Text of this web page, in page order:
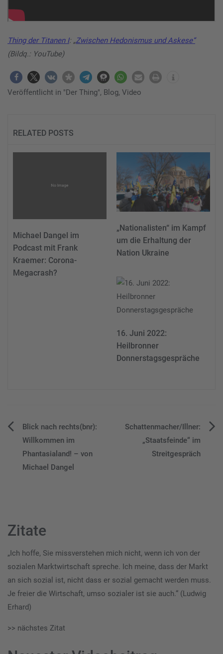
Thing der Titanen I: „Zwischen Hedonismus und Askese“
(Bildq.: YouTube)
Veröffentlicht in "Der Thing", Blog, Video
RELATED POSTS
Michael Dangel im
Podcast mit Frank
Kraemer: Corona-
Megacrash?
„Nationalisten“ im Kampf
um die Erhaltung der
Nation Ukraine
16. Juni 2022:
Heilbronner
Donnerstagsgespräche
Beitragsnavigation
Blick nach rechts(bnr):
Willkommen im
Phantasialand! – von
Michael Dangel
Schattenmacher/Illner:
„Staatsfeinde“ im
Streitgespräch
Zitate
„Ich hoffe, Sie missverstehen mich nicht, wenn ich von der
sozialen Marktwirtschaft spreche. Ich meine, dass der Markt
an sich sozial ist, nicht dass er sozial gemacht werden muss.
Je freier die Wirtschaft, umso sozialer ist sie auch.“ (Ludwig
Erhard)
>> nächstes Zitat